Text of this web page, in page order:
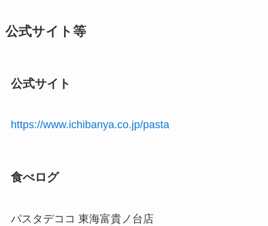
公式サイト等
公式サイト
https://www.ichibanya.co.jp/pasta
食べログ
パスタデココ 東海富貴ノ台店